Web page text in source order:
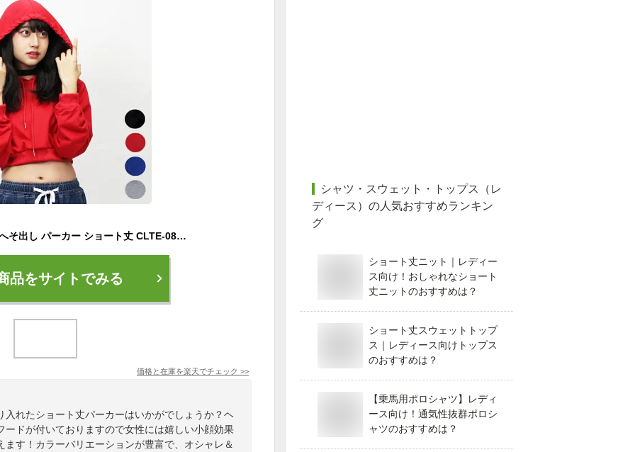
ダンス衣装 トップス へそ出し パーカー ショート丈 CLTE-08[黒 赤 青 グレー クロップトップ レディース ガールズ ジュニア ヒップホップ ジャズ k-pop 韓国 ダンス 練習着 衣装 発表会]
品をサイトでみる
価格と在庫を楽天でチェック >>
入れたショート丈パーカーはいかがでしょうか？ヘ
ードが付いておりますので女性には嬉しい小顔効果
す！カラーバリエーションが豊富で、オシャレ＆
シャツ・スウェット・トップス（レ
ディース） の人気おすすめランキン
グ
ショート丈ニット｜レディー
ス向け！おしゃれなショート
丈ニットのおすすめは？
ショート丈スウェットトップ
ス｜レディース向けトップス
のおすすめは？
【乗馬用ポロシャツ】レディ
ース向け！通気性抜群ポロシ
ャツのおすすめは？